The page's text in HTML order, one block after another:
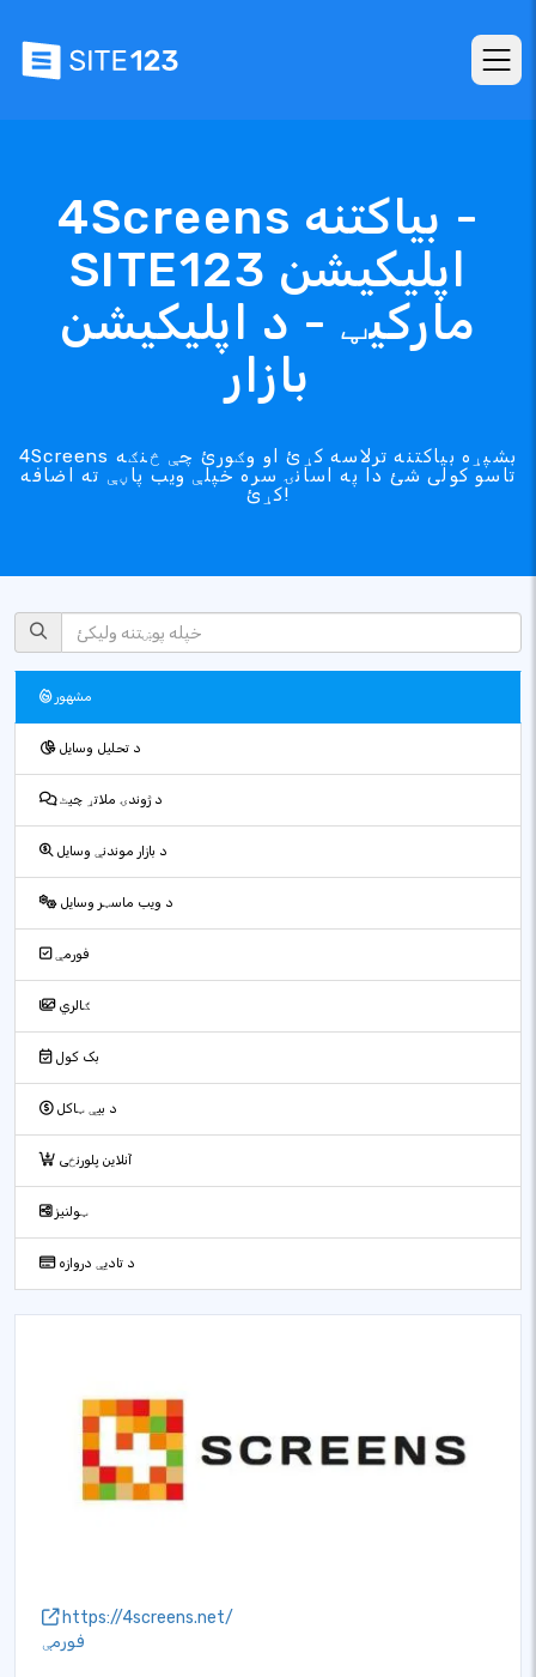
4Screens بیاکتنه -
SITE123 اپلیکیشن
مارکیټ - د اپلیکیشن
بازار
4Screens بشپړه بیاکتنه ترلاسه کړئ او وګورئ چې څنګه
تاسو کولی شئ دا په اسانۍ سره خپلې ویب پاڼې ته اضافه
کړئ!
مشهور
د تحلیل وسایل
د ژوندۍ ملاتړ چیٹ
د بازار موندنې وسایل
د ویب ماسټر وسایل
فورمې
ګالري
بک کول
د بیې ټاکل
آنلاین پلورنځی
ټولنیز
د تادیې دروازه
https://4screens.net/
فورمې